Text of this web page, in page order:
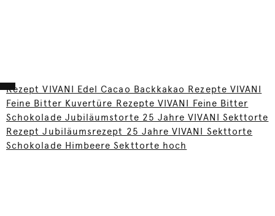
Rezept VIVANI Edel Cacao Backkakao Rezepte VIVANI
Feine Bitter Kuvertüre Rezepte VIVANI Feine Bitter
Schokolade Jubiläumstorte 25 Jahre VIVANI Sekttorte
Rezept Jubiläumsrezept 25 Jahre VIVANI Sekttorte
Schokolade Himbeere Sekttorte hoch